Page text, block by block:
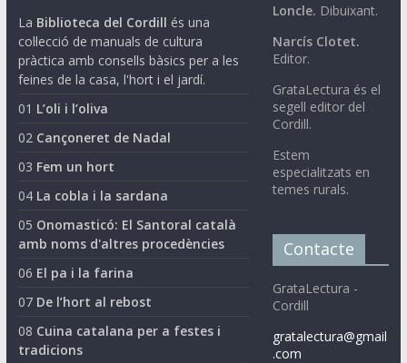
La Biblioteca del Cordill és una
col·lecció de manuals de cultura
pràctica amb consells bàsics per a les
feines de la casa, l'hort i el jardí.
01 L’oli i l’oliva
02 Cançoneret de Nadal
03 Fem un hort
04 La cobla i la sardana
05 Onomasticó: El Santoral català
amb noms d'altres procedències
06 El pa i la farina
07 De l’hort al rebost
08 Cuina catalana per a festes i
tradicions
Loncle. Dibuixant.
Narcís Clotet.
Editor.
GrataLectura és el
segell editor del
Cordill.
Estem
especialitzats en
temes rurals.
Contacte
GrataLectura -
Cordill
gratalectura@gmail
.com